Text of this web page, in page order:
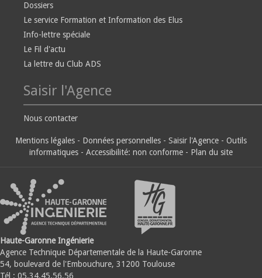
Dossiers
Le service Formation et Information des Elus
Info-lettre spéciale
Le Fil d'actu
La lettre du Club ADS
Saisir l'Agence
Nous contacter
Mentions légales - Données personnelles - Saisir l'Agence - Outils
informatiques - Accessibilité: non conforme - Plan du site
Haute-Garonne Ingénierie
Agence Technique Départementale de la Haute-Garonne
54, boulevard de l'Embouchure, 31200 Toulouse
Tél : 05.34.45.56.56